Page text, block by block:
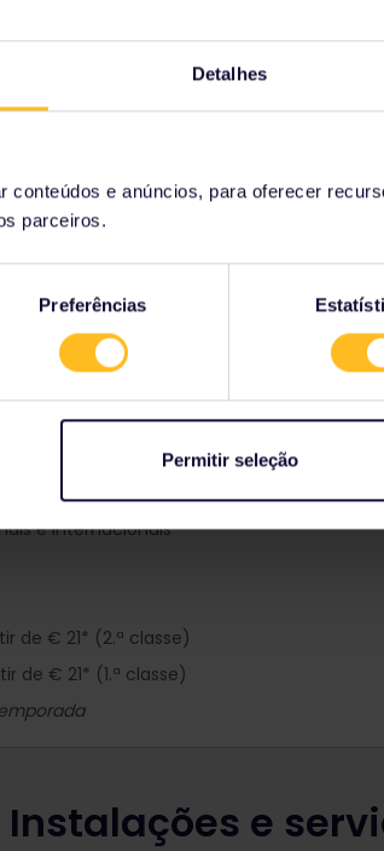
Detalhes
conteúdos e anúncios, para oferecer
parceiros.
Preferências
Permitir seleção
acomodação com leito no Intercités de
via sistema de autoatendimento da
impressa)
da SNCF
e internacionais
de € 21* (2.ª classe)
de € 21* (1.ª classe)
Instalações e